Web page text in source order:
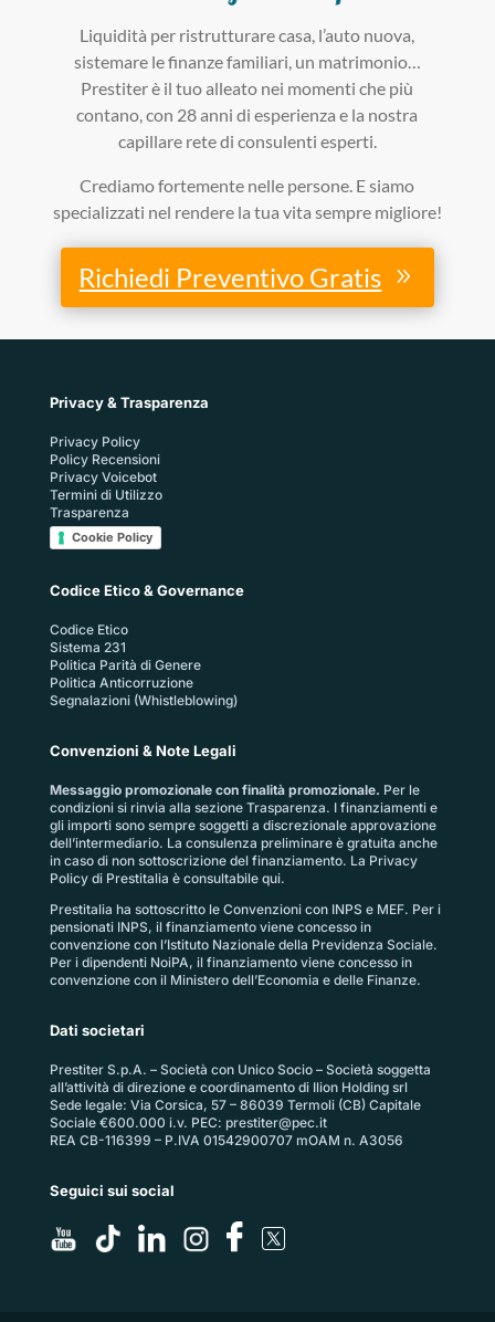
Liquidità per ristrutturare casa, l’auto nuova,
sistemare le finanze familiari, un matrimonio…
Prestiter è il tuo alleato nei momenti che più
contano, con 28 anni di esperienza e la nostra
capillare rete di consulenti esperti.
Crediamo fortemente nelle persone. E siamo
specializzati nel rendere la tua vita sempre migliore!
Richiedi Preventivo Gratis
Privacy & Trasparenza
Privacy Policy
Policy Recensioni
Privacy Voicebot
Termini di Utilizzo
Trasparenza
Cookie Policy
Codice Etico & Governance
Codice Etico
Sistema 231
Politica Parità di Genere
Politica Anticorruzione
Segnalazioni (Whistleblowing)
Convenzioni & Note Legali
Messaggio promozionale con finalità promozionale. Per le
condizioni si rinvia alla sezione Trasparenza. I finanziamenti e
gli importi sono sempre soggetti a discrezionale approvazione
dell’intermediario. La consulenza preliminare è gratuita anche
in caso di non sottoscrizione del finanziamento. La Privacy
Policy di Prestitalia è consultabile qui.
Prestitalia ha sottoscritto le Convenzioni con INPS e MEF. Per i
pensionati INPS, il finanziamento viene concesso in
convenzione con l’Istituto Nazionale della Previdenza Sociale.
Per i dipendenti NoiPA, il finanziamento viene concesso in
convenzione con il Ministero dell’Economia e delle Finanze.
Dati societari
Prestiter S.p.A. – Società con Unico Socio – Società soggetta
all’attività di direzione e coordinamento di Ilion Holding srl
Sede legale: Via Corsica, 57 – 86039 Termoli (CB) Capitale
Sociale €600.000 i.v. PEC: prestiter@pec.it
REA CB-116399 – P.IVA 01542900707 mOAM n. A3056
Seguici sui social